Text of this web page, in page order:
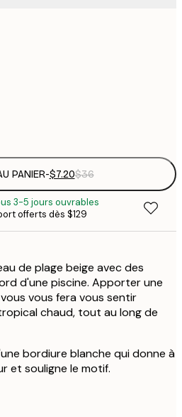
PANIER-$7.20$36
3-5 jours ouvrables
offerts dès $129
de plage beige avec des
d'une piscine. Apporter une
vous fera vous sentir
chaud, tout au long de
bordiure blanche qui donne à
et souligne le motif.